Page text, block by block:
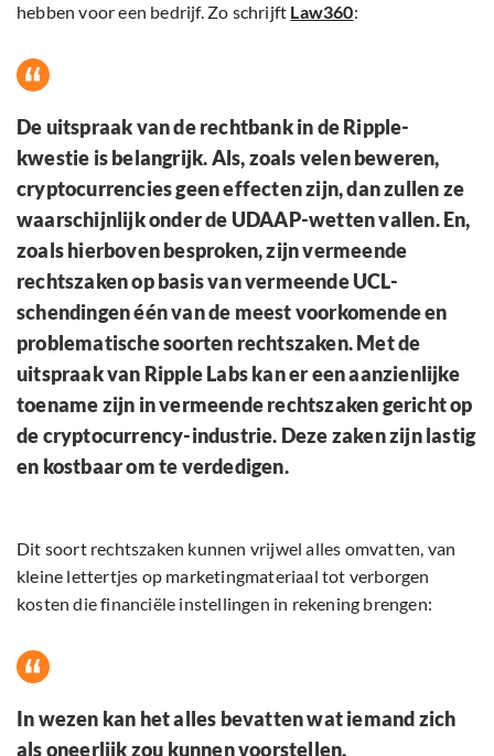
hebben voor een bedrijf. Zo schrijft Law360:
De uitspraak van de rechtbank in de Ripple-
kwestie is belangrijk. Als, zoals velen beweren,
cryptocurrencies geen effecten zijn, dan zullen ze
waarschijnlijk onder de UDAAP-wetten vallen. En,
zoals hierboven besproken, zijn vermeende
rechtszaken op basis van vermeende UCL-
schendingen één van de meest voorkomende en
problematische soorten rechtszaken. Met de
uitspraak van Ripple Labs kan er een aanzienlijke
toename zijn in vermeende rechtszaken gericht op
de cryptocurrency-industrie. Deze zaken zijn lastig
en kostbaar om te verdedigen.
Dit soort rechtszaken kunnen vrijwel alles omvatten, van
kleine lettertjes op marketingmateriaal tot verborgen
kosten die financiële instellingen in rekening brengen:
In wezen kan het alles bevatten wat iemand zich
als oneerlijk zou kunnen voorstellen.